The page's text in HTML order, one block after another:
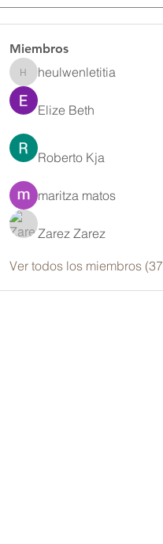
Miembros
heulwenletitia
heulwenletitia
Elize Beth
Roberto Kja
maritza matos
Zarez Zarez
Ver todos los miembros